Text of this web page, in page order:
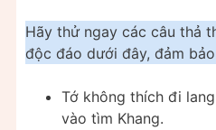
Hãy thử ngay các câu thả
độc đáo dưới đây, đảm
Tớ không thích đi
vào tìm Khang.